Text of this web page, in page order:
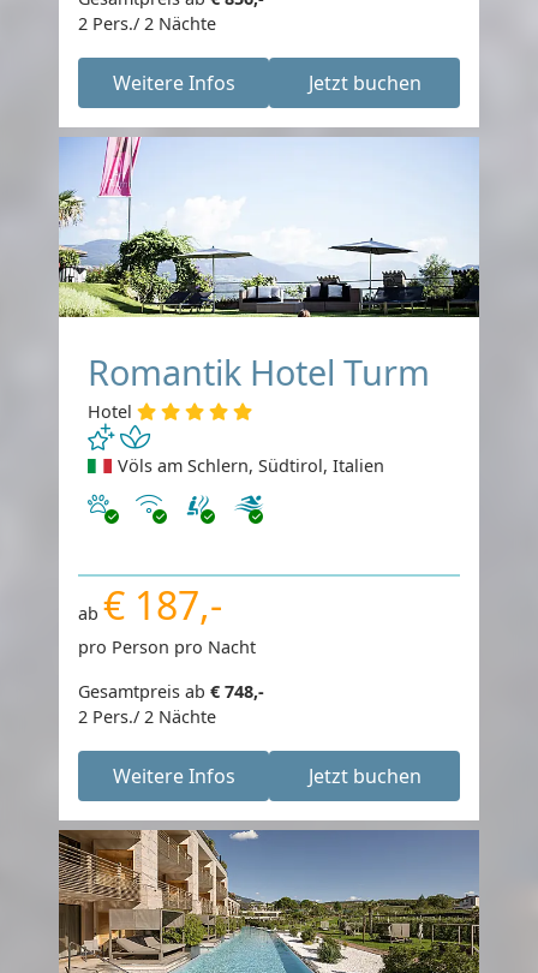
2 Pers./ 2 Nächte
Weitere Infos Jetzt buchen
Romantik Hotel Turm
Hotel
Völs am Schlern, Südtirol, Italien
Haustiere erlaubt
Internet
ab € 187,-
pro Person pro Nacht
Gesamtpreis ab € 748,-
2 Pers./ 2 Nächte
Weitere Infos Jetzt buchen